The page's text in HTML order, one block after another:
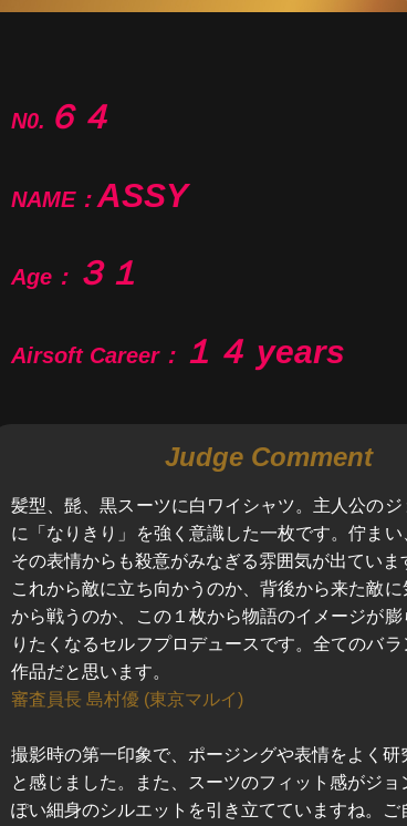
N0. ６４
NAME： ASSY
Age： ３１
Airsoft Career： １４ years
Judge Comment
髪型、髭、黒スーツに白ワイシャツ。主人公のジ
に「なりきり」を強く意識した一枚です。佇まい
その表情からも殺意がみなぎる雰囲気が出ていま
これから敵に立ち向かうのか、背後から来た敵
から戦うのか、この１枚から物語のイメージが膨
りたくなるセルフプロデュースです。全てのバ
作品だと思います。
審査員長 島村優 (東京マルイ)
撮影時の第一印象で、ポージングや表情をよく研
と感じました。また、スーツのフィット感がジョ
ぽい細身のシルエットを引き立てていますね。ご